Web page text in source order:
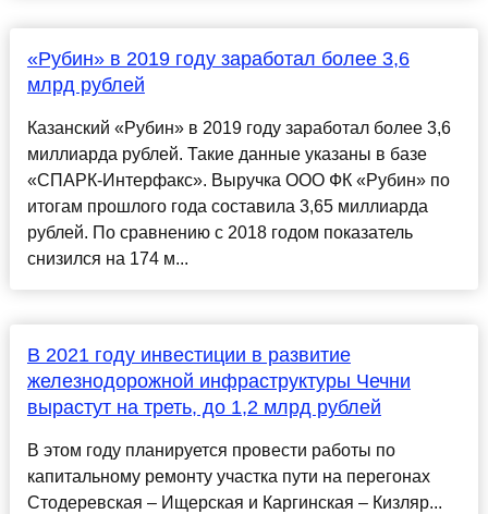
«Рубин» в 2019 году заработал более 3,6
млрд рублей
Казанский «Рубин» в 2019 году заработал более 3,6
миллиарда рублей. Такие данные указаны в базе
«СПАРК-Интерфакс». Выручка ООО ФК «Рубин» по
итогам прошлого года составила 3,65 миллиарда
рублей. По сравнению с 2018 годом показатель
снизился на 174 м...
В 2021 году инвестиции в развитие
железнодорожной инфраструктуры Чечни
вырастут на треть, до 1,2 млрд рублей
В этом году планируется провести работы по
капитальному ремонту участка пути на перегонах
Стодеревская – Ищерская и Каргинская – Кизляр...